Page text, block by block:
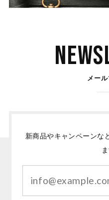
メー
新商品やキャンペーンな